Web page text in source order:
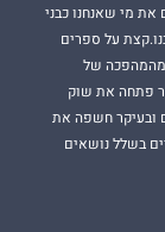
את מי שאנחנו כבני
על ספרים
מהמהפכה של
פתחה את שוק
ובעיקר חשפה את
בשלל נושאים